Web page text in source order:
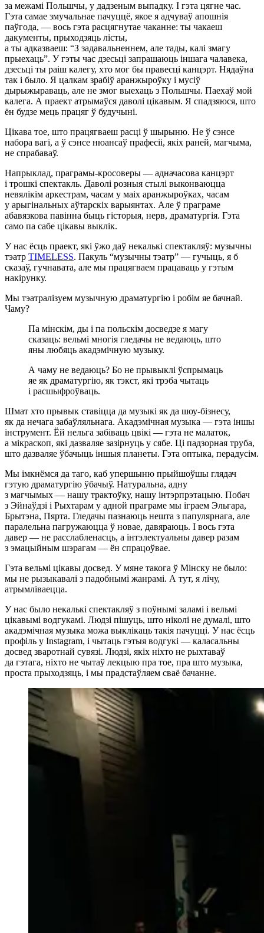
за межамі Польшчы, у дадзеным выпадку. І гэта цягне час.
Гэта самае змучальнае пачуццё, якое я адчуваў апошнія
паўгода, — вось гэта расцягнутае чаканне: ты чакаеш
дакументы, прыходзяць лісты,
а ты адказваеш: “З задавальненнем, але тады, калі змагу
прыехаць”. У гэты час дзесьці запрашаюць іншага чалавека,
дзесьці ты раіш калегу, хто мог бы правесці канцэрт. Нядаўна
так і было. Я цалкам зрабіў аранжыроўку і мусіў
дырыжыраваць, але не змог выехаць з Польшчы. Паехаў мой
калега. А праект атрымаўся даволі цікавым. Я спадзяюся, што
ён будзе мець працяг ў будучыні.
Цікава тое, што працягваеш расці ў шырыню. Не ў сэнсе
набора вагі, а ў сэнсе нюансаў прафесіі, якіх раней, магчыма,
не спрабаваў.
Напрыклад, праграмы-кросоверы — адначасова канцэрт
і трошкі спектакль. Даволі розныя стылі выконваюцца
невялікім аркестрам, часам у маіх аранжыроўках, часам
у арыгінальных аўтарскіх варыянтах. Але ў праграме
абавязкова павінна быць гісторыя, нерв, драматургія. Гэта
само па сабе цікавы выклік.
У нас ёсць праект, які ўжо даў некалькі спектакляў: музычны
тэатр TIMELESS. Пакуль “музычны тэатр” — гучыць, я б
сказаў, гучнавата, але мы працягваем працаваць у гэтым
накірунку.
Мы тэатралізуем музычную драматургію і робім яе бачнай.
Чаму?
Па мінскім, ды і па польскім досведзе я магу
сказаць: вельмі многія гледачы не ведаюць, што
яны любяць акадэмічную музыку.
А чаму не ведаюць? Бо не прывыклі ўспрымаць
яе як драматургію, як тэкст, які трэба чытаць
і расшыфроўваць.
Шмат хто прывык ставіцца да музыкі як да шоу-бізнесу,
як да нечага забаўляльнага. Акадэмічная музыка — гэта іншы
інструмент. Ёй нельга забіваць цвікі — гэта не малаток,
а мікраскоп, які дазваляе зазірнуць у сябе. Ці падзорная труба,
што дазваляе ўбачыць іншыя планеты. Гэта оптыка, перадусім.
Мы імкнёмся да таго, каб упершыню прыйшоўшы глядач
гэтую драматургію ўбачыў. Натуральна, адну
з магчымых — нашу трактоўку, нашу інтэрпрэтацыю. Побач
з Эйнаўдзі і Рыхтарам у адной праграме мы іграем Эльгара,
Брытэна, Пярта. Гледачы пазнаюць нешта з папулярнага, але
паралельна пагружаюцца ў новае, давяраюць. І вось гэта
давер — не расслабленасць, а інтэлектуальны давер разам
з эмацыйным шэрагам — ён спрацоўвае.
Гэта вельмі цікавы досвед. У мяне такога ў Мінску не было:
мы не рызыкавалі з падобнымі жанрамі. А тут, я лічу,
атрымліваецца.
У нас было некалькі спектакляў з поўнымі заламі і вельмі
цікавымі водгукамі. Людзі пішуць, што ніколі не думалі, што
акадэмічная музыка можа выклікаць такія пачуцці. У нас ёсць
профіль у Instagram, і чытаць гэтыя водгукі — каласальны
досвед зваротнай сувязі. Людзі, якіх ніхто не рыхтаваў
да гэтага, ніхто не чытаў лекцыю пра тое, пра што музыка,
проста прыходзяць, і мы прадстаўляем сваё бачанне.